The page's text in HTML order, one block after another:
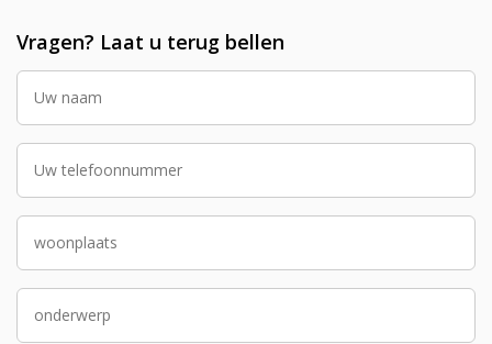
Vragen? Laat u terug bellen